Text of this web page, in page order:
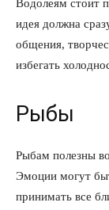
Водолеям стоит
идея должна
общения,
избегать
Рыбы
Рыбам полезны
Эмоции могут
принимать все